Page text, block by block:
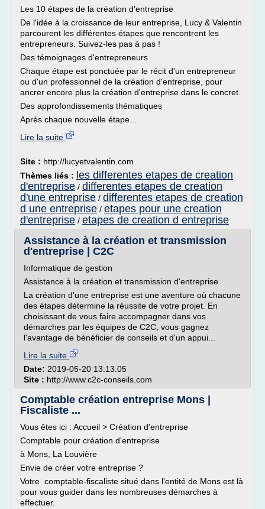
Les 10 étapes de la création d'entreprise
De l'idée à la croissance de leur entreprise, Lucy & Valentin
parcourent les différentes étapes que rencontrent les
entrepreneurs. Suivez-les pas à pas !
Des témoignages d'entrepreneurs
Chaque étape est ponctuée par le récit d'un entrepreneur
ou d'un professionnel de la création d'entreprise, pour
ancrer encore plus la création d'entreprise dans le concret.
Des approfondissements thématiques
Après chaque nouvelle étape...
Lire la suite
Site : http://lucyetvalentin.com
Thèmes liés : les differentes etapes de creation
d'entreprise / differentes etapes de creation
d'une entreprise / differentes etapes de creation
d une entreprise / etapes pour une creation
d'entreprise / etapes de creation d entreprise
Assistance à la création et transmission
d'entreprise | C2C
Informatique de gestion
Assistance à la création et transmission d'entreprise
La création d'une entreprise est une aventure où chacune
des étapes détermine la réussite de votre projet. En
choisissant de vous faire accompagner dans vos
démarches par les équipes de C2C, vous gagnez
l'avantage de bénéficier de conseils et d'un appui...
Lire la suite
Date: 2019-05-20 13:13:05
Site : http://www.c2c-conseils.com
Comptable création entreprise Mons |
Fiscaliste ...
Vous êtes ici : Accueil > Création d'entreprise
Comptable pour création d'entreprise
à Mons, La Louvière
Envie de créer votre entreprise ?
Votre comptable-fiscaliste situé dans l'entité de Mons est là
pour vous guider dans les nombreuses démarches à
effectuer.